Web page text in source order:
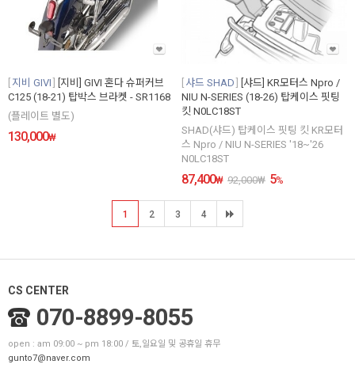
지비 GIVI
[지비] GIVI 혼다 슈퍼커브
C125 (18-21) 탑박스 브라켓 - SR1168
(플레이트 별도)
130,000₩
샤드 SHAD
[샤드] KR모터스 Npro /
NIU N-SERIES (18-26) 탑케이스 핏팅
킷 N0LC18ST
SHAD(샤드) 탑케이스 핏팅 킷 KR모터
스 Npro / NIU N-SERIES '18~'26
N0LC18ST
87,400₩ 92,000₩ 5%
1 2 3 4
CS CENTER
070-8899-8055
open : am 09:00 ~ pm 18:00 / 토,일요일 및 공휴일 휴무
gunto7@naver.com